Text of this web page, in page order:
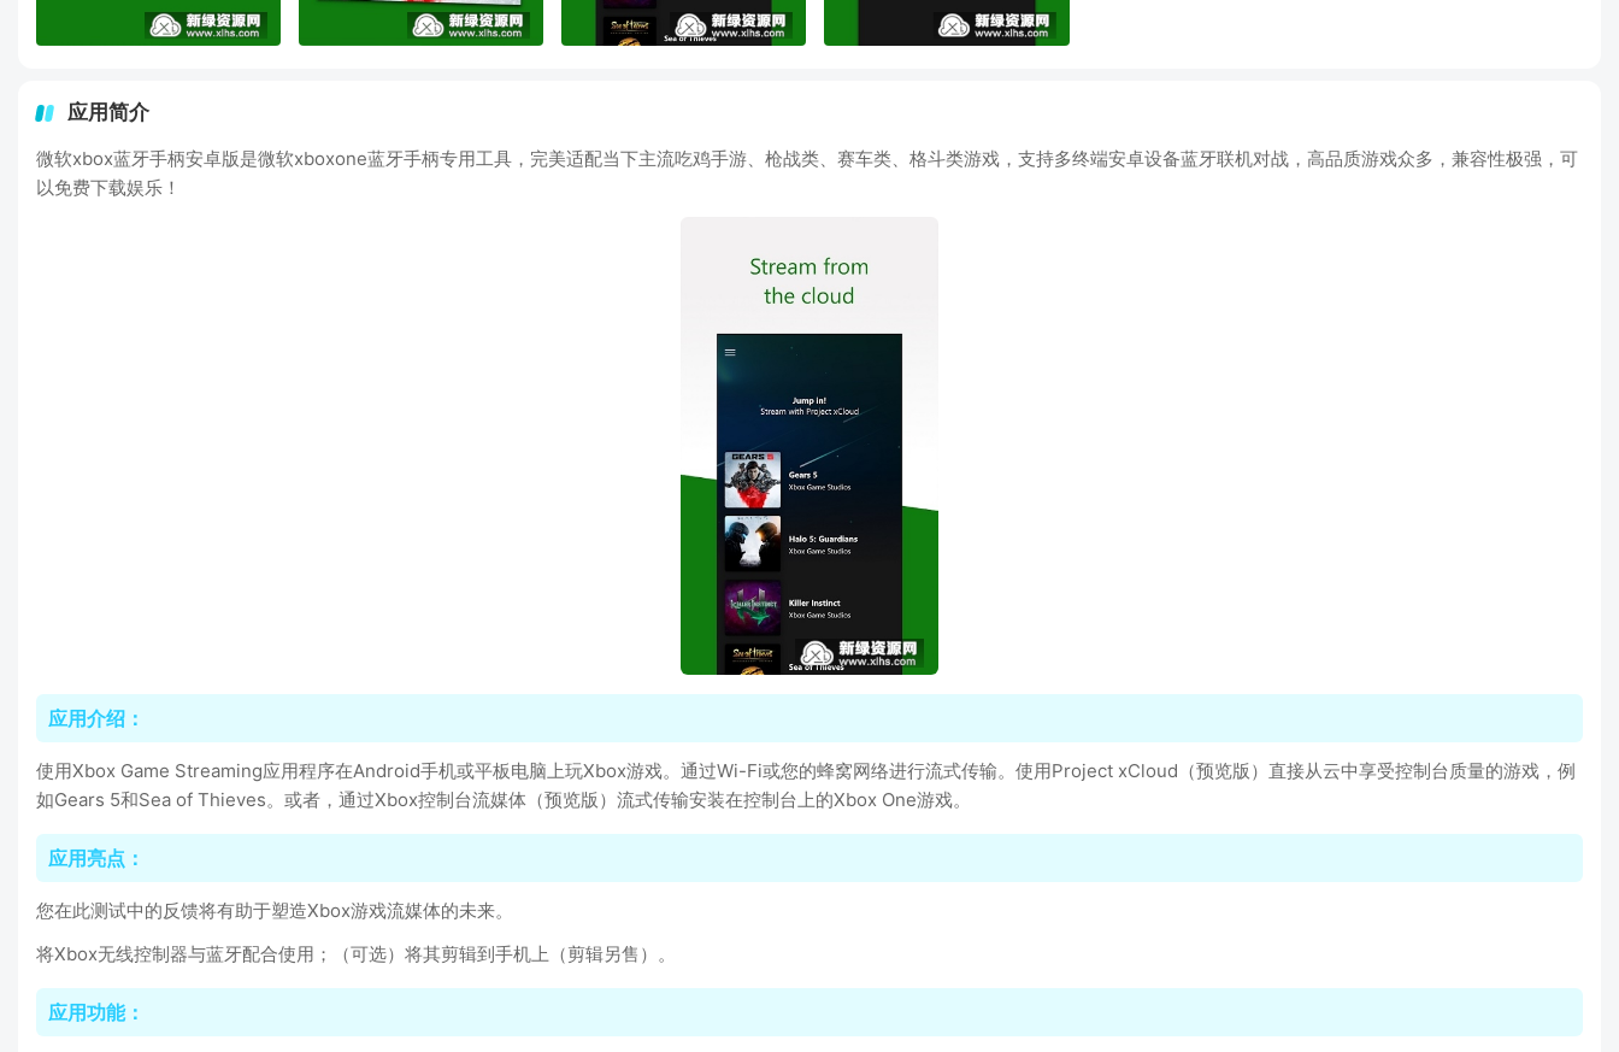
应用简介
微软xbox蓝牙手柄安卓版是微软xboxone蓝牙手柄专用工具，完美适配当下主流吃鸡手游、枪战类、赛车类、格斗类游戏，支持多终端安卓设备蓝牙联机对战，高品质游戏众多，兼容性极强，可
以免费下载娱乐！
应用介绍：
使用Xbox Game Streaming应用程序在Android手机或平板电脑上玩Xbox游戏。通过Wi-Fi或您的蜂窝网络进行流式传输。使用Project xCloud（预览版）直接从云中享受控制台质量的游戏，例
如Gears 5和Sea of Thieves。或者，通过Xbox控制台流媒体（预览版）流式传输安装在控制台上的Xbox One游戏。
应用亮点：
您在此测试中的反馈将有助于塑造Xbox游戏流媒体的未来。
将Xbox无线控制器与蓝牙配合使用；（可选）将其剪辑到手机上（剪辑另售）。
应用功能：